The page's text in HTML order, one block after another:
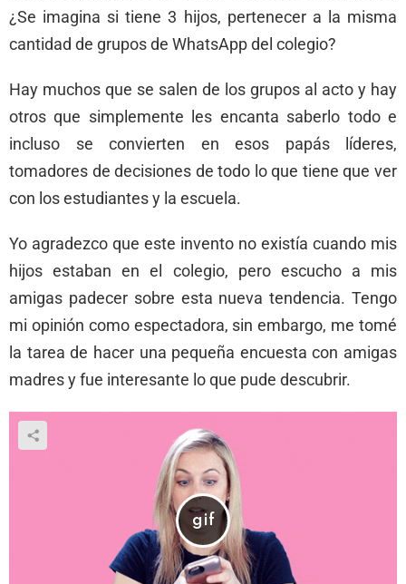
¿Se imagina si tiene 3 hijos, pertenecer a la misma
cantidad de grupos de WhatsApp del colegio?
Hay muchos que se salen de los grupos al acto y hay
otros que simplemente les encanta saberlo todo e
incluso se convierten en esos papás líderes,
tomadores de decisiones de todo lo que tiene que ver
con los estudiantes y la escuela.
Yo agradezco que este invento no existía cuando mis
hijos estaban en el colegio, pero escucho a mis
amigas padecer sobre esta nueva tendencia. Tengo
mi opinión como espectadora, sin embargo, me tomé
la tarea de hacer una pequeña encuesta con amigas
madres y fue interesante lo que pude descubrir.